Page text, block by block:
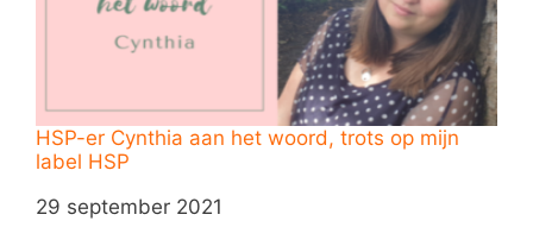
HSP-er Cynthia aan het woord, trots op mijn
label HSP
Datum
29 september 2021